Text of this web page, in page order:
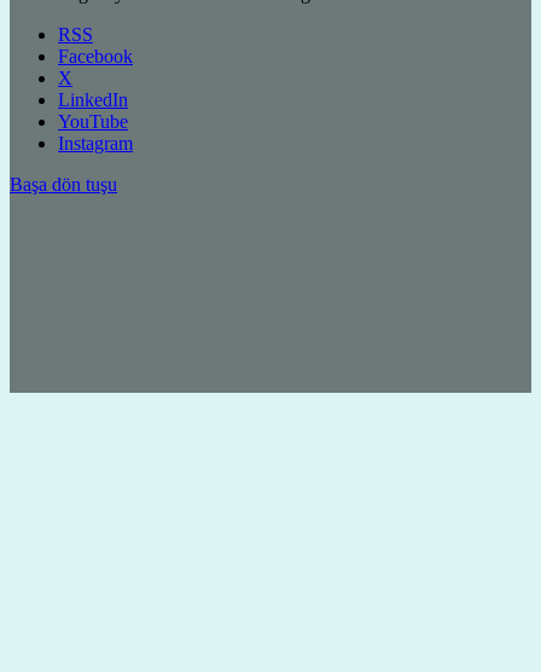
RSS
Facebook
X
LinkedIn
YouTube
Instagram
Başa dön tuşu